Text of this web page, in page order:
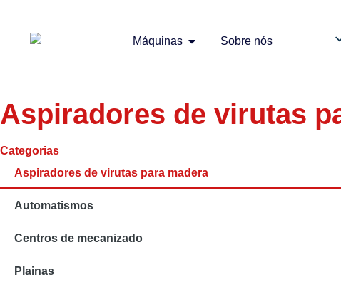
Máquinas Sobre nós
Aspiradores de virutas
Categorias
Aspiradores de virutas para madera
Automatismos
Centros de mecanizado
Plainas